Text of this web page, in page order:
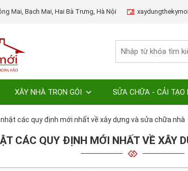
Mai, Bạch Mai, Hai Bà Trưng, Hà Nội
XÂY NHÀ TRỌN GÓI SỬA CHỮA - CẢI TẠO
nhật các quy định mới nhất về xây dựng và sửa chữa nhà
CÁC QUY ĐỊNH MỚI NHẤT VỀ XÂY